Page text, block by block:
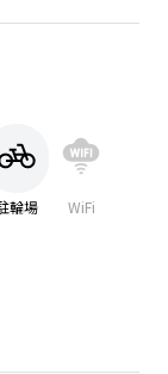
輪場 WiFi